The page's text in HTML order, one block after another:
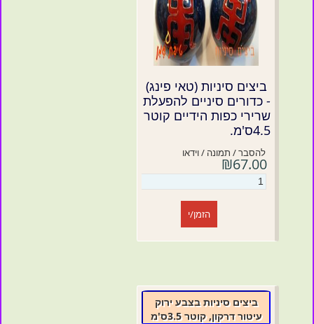
ביצים סיניות (טאי פינג)
- כדורים סיניים להפעלת
שרירי כפות הידיים קוטר
4.5ס'מ.
להסבר / תמונה / וידאו
₪67.00
הזמן/י
ביצים סיניות בצבע ירוק
עיטור דרקון, קוטר 3.5ס'מ